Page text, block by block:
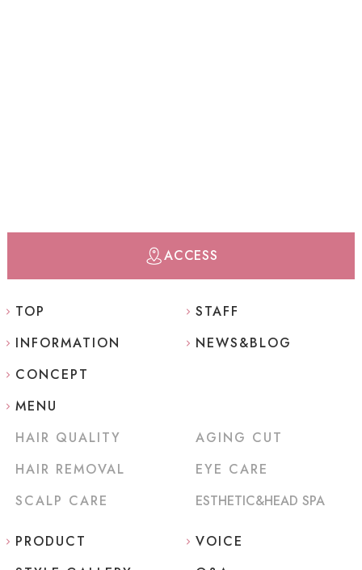
ACCESS
TOP
INFORMATION
CONCEPT
STAFF
NEWS&BLOG
MENU
HAIR QUALITY
HAIR REMOVAL
SCALP CARE
AGING CUT
EYE CARE
ESTHETIC&HEAD SPA
PRODUCT
VOICE